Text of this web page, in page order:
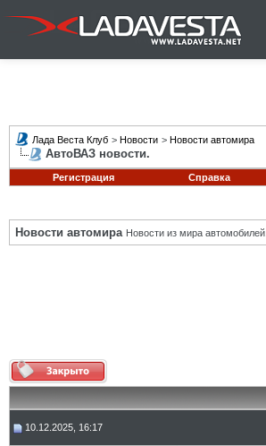
Лада Веста Клуб > Новости > Новости автомира
АвтоВАЗ новости.
Регистрация Справка
Новости автомира Новости из мира автомобилей.
10.12.2025, 16:17